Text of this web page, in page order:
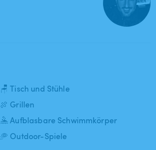
🪑 Tisch und Stühle
🍖 Grillen
🤽 Aufblasbare Schwimmkörper
🥏 Outdoor-Spiele